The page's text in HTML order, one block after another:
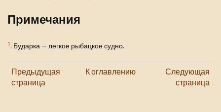
Примечания
1. Бударка — легкое рыбацкое судно.
Предыдущая
страница
К оглавлению
Следующая
страница